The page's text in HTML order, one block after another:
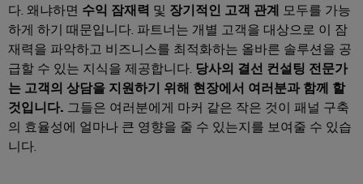
템
(ESS)
용
솔
루
션
및
제
품
분
석
산
업
자
이
절
연
증
폭
기
리
및
교
체
부
품
회
글
로
벌
박
람
다. 왜냐하면 수익 잠재력 및 장기적인 고객 관계 모두를 가능
하게 하기 때문입니다. 파트너는 개별 고객을 대상으로 이 잠
재력을 파악하고 비즈니스를 최적화하는 올바른 솔루션을 공
급할 수 있는 지식을 제공합니다. 당사의 결선 컨설팅 전문가
는 고객의 상담을 지원하기 위해 현장에서 여러분과 함께 할
것입니다. 그들은 여러분에게 마커 같은 작은 것이 패널 구축
의 효율성에 얼마나 큰 영향을 줄 수 있는지를 보여줄 수 있습
니다.